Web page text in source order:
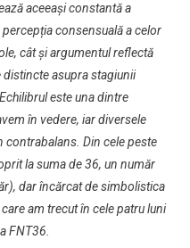
aceeași constantă a
consensuală a celor
cât și argumentul reflectă
asupra stagiunii
este una dintre
în vedere, iar diversele
Din cele peste
la suma de 36, un număr
dar încărcat de simbolistica
am trecut în cele patru luni
FNT36.